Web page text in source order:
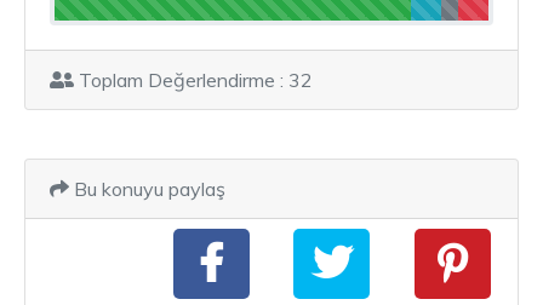
Toplam Değerlendirme : 32
Bu konuyu paylaş